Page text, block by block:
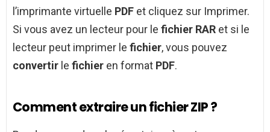
l’imprimante virtuelle PDF et cliquez sur Imprimer.
Si vous avez un lecteur pour le fichier RAR et si le
lecteur peut imprimer le fichier, vous pouvez
convertir le fichier en format PDF.
Comment extraire un fichier ZIP ?